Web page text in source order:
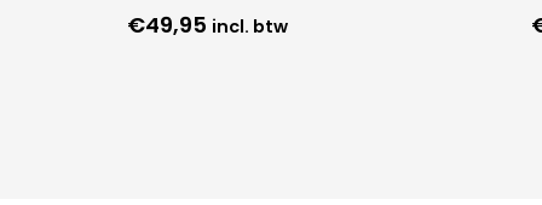
€49,95 incl. btw